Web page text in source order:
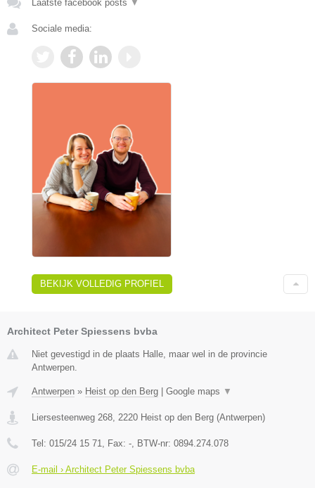
Laatste facebook posts ▼
Sociale media:
BEKIJK VOLLEDIG PROFIEL
Architect Peter Spiessens bvba
Niet gevestigd in de plaats Halle, maar wel in de provincie
Antwerpen.
Antwerpen » Heist op den Berg Google maps ▼
Liersesteenweg 268, 2220 Heist op den Berg (Antwerpen)
Tel: 015/24 15 71, Fax: -, BTW-nr: 0894.274.078
E-mail › Architect Peter Spiessens bvba